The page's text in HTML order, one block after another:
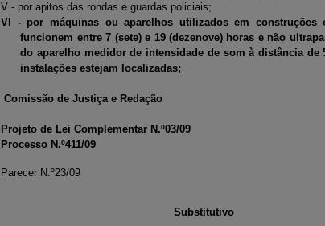
V - por apitos das rondas e guardas policiais;
VI - por máquinas ou aparelhos utilizados em construções
funcionem entre 7 (sete) e 19 (dezenove) horas e não
do aparelho medidor de intensidade de som à distância
instalações estejam localizadas;
Comissão de Justiça e Redação
Projeto de Lei Complementar N.º03/09
Processo N.º411/09
Parecer N.º23/09
Substitutivo